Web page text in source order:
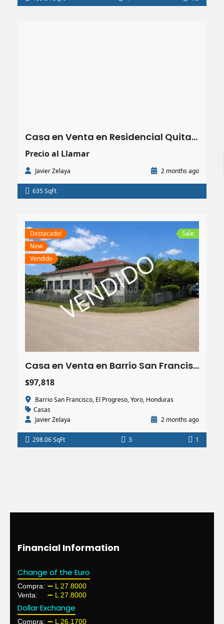
Casa en Venta en Residencial Quitas el Dorado San Pedro Sula l 635.00 m² (VENDIDA)
Precio al Llamar
Javier Zelaya 2 months ago
635 SqFt
Destacado!
New
Vendido
Sale
Casa en Venta en Barrio San Francisco, El Progreso, Yoro
$97,818
Barrio San Francisco, El Progreso, Yoro, Honduras
Casas
Javier Zelaya
2 months ago
298.06 SqFt 3 1
Financial Information
Change of the Euro
Compra: ➖ L 27.8000
Venta:
➖ L 27.8000
Dollar Exchange
Compra: ➖ L 26.1700